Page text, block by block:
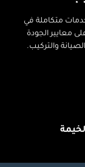
متكاملة في
معايير الجودة
والتركيب.